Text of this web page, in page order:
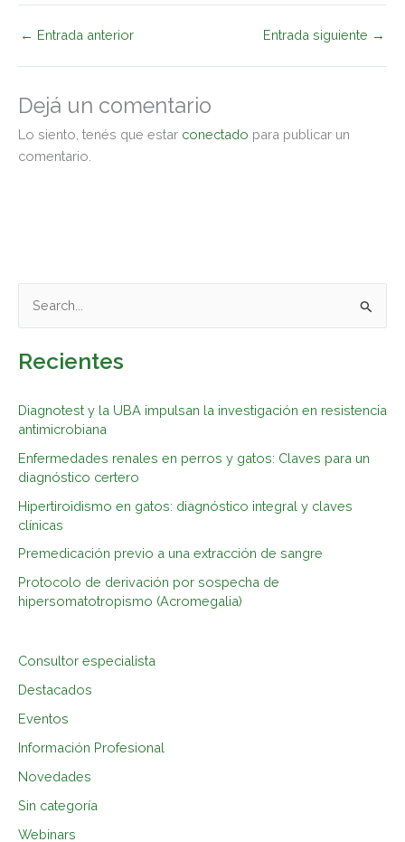
← Entrada anterior Entrada siguiente →
Dejá un comentario
Lo siento, tenés que estar conectado para publicar un
comentario.
s
a
p
r
:
Recientes
Diagnotest y la UBA impulsan la investigación en resistencia
antimicrobiana
Enfermedades renales en perros y gatos: Claves para un
diagnóstico certero
Hipertiroidismo en gatos: diagnóstico integral y claves
clínicas
Premedicación previo a una extracción de sangre
Protocolo de derivación por sospecha de
hipersomatotropismo (Acromegalia)
Consultor especialista
Destacados
Eventos
Información Profesional
Novedades
Sin categoría
Webinars